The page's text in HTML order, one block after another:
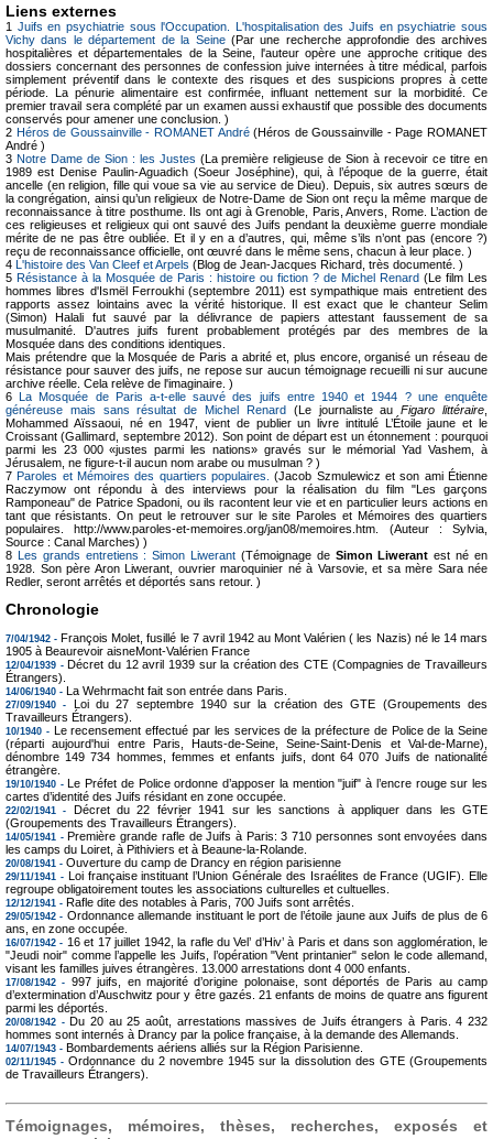
Liens externes
1 Juifs en psychiatrie sous l'Occupation. L'hospitalisation des Juifs en psychiatrie sous
Vichy dans le département de la Seine (Par une recherche approfondie des archives
hospitalières et départementales de la Seine, l'auteur opère une approche critique des
dossiers concernant des personnes de confession juive internées à titre médical, parfois
simplement préventif dans le contexte des risques et des suspicions propres à cette
période. La pénurie alimentaire est confirmée, influant nettement sur la morbidité. Ce
premier travail sera complété par un examen aussi exhaustif que possible des documents
conservés pour amener une conclusion. )
2 Héros de Goussainville - ROMANET André(Héros de Goussainville - Page ROMANET
André )
3 Notre Dame de Sion : les Justes (La première religieuse de Sion à recevoir ce titre en
1989 est Denise Paulin-Aguadich (Soeur Joséphine), qui, à l’époque de la guerre, était
ancelle (en religion, fille qui voue sa vie au service de Dieu). Depuis, six autres sœurs de
la congrégation, ainsi qu’un religieux de Notre-Dame de Sion ont reçu la même marque de
reconnaissance à titre posthume. Ils ont agi à Grenoble, Paris, Anvers, Rome. L’action de
ces religieuses et religieux qui ont sauvé des Juifs pendant la deuxième guerre mondiale
mérite de ne pas être oubliée. Et il y en a d’autres, qui, même s’ils n’ont pas (encore ?)
reçu de reconnaissance officielle, ont œuvré dans le même sens, chacun à leur place. )
4 L'histoire des Van Cleef et Arpels (Blog de Jean-Jacques Richard, très documenté. )
5 Résistance à la Mosquée de Paris : histoire ou fiction ? de Michel Renard (Le film Les
hommes libres d'Ismël Ferroukhi (septembre 2011) est sympathique mais entretient des
rapports assez lointains avec la vérité historique. Il est exact que le chanteur Selim
(Simon) Halali fut sauvé par la délivrance de papiers attestant faussement de sa
musulmanité. D'autres juifs furent probablement protégés par des membres de la
Mosquée dans des conditions identiques.
Mais prétendre que la Mosquée de Paris a abrité et, plus encore, organisé un réseau de
résistance pour sauver des juifs, ne repose sur aucun témoignage recueilli ni sur aucune
archive réelle. Cela relève de l'imaginaire. )
6La Mosquée de Paris a-t-elle sauvé des juifs entre 1940 et 1944 ? une enquête
généreuse mais sans résultat de Michel Renard(Le journaliste auFigaro littéraire
Mohammed Aïssaoui, né en 1947, vient de publier un livre intitulé L’Étoile jaune et le
Croissant (Gallimard, septembre 2012). Son point de départ est un étonnement : pourquoi
parmi les 23 000 «justes parmi les nations» gravés sur le mémorial Yad Vashem, à
Jérusalem, ne figure-t-il aucun nom arabe ou musulman ? )
7Paroles et Mémoires des quartiers populaires.
(Jacob Szmulewicz et son ami Étienne
Raczymow ont répondu à des interviews pour la réalisation du film "Les garçons
Ramponeau" de Patrice Spadoni, ou ils racontent leur vie et en particulier leurs actions en
tant que résistants. On peut le retrouver sur le site Paroles et Mémoires des quartiers
populaires. http://www.paroles-et-memoires.org/jan08/memoires.htm. (Auteur : Sylvia,
Source : Canal Marches) )
8 Les grands entretiens : Simon Liwerant (Témoignage de Simon Liwerant est né en
1928. Son père Aron Liwerant, ouvrier maroquinier né à Varsovie, et sa mère Sara née
Redler, seront arrêtés et déportés sans retour. )
Chronologie
7/04/1942 - François Molet, fusillé le 7 avril 1942 au Mont Valérien ( les Nazis) né le 14 mars
1905 à Beaurevoir aisneMont-Valérien France
12/04/1939 - Décret du 12 avril 1939 sur la création des CTE (Compagnies de Travailleurs
Étrangers).
14/06/1940 - La Wehrmacht fait son entrée dans Paris.
27/09/1940 -
Loi du 27 septembre 1940 sur la création des GTE (Groupements des
Travailleurs Étrangers).
10/1940 - Le recensement effectué par les services de la préfecture de Police de la Seine
(réparti aujourd'hui entre Paris, Hauts-de-Seine, Seine-Saint-Denis et Val-de-Marne),
dénombre 149 734 hommes, femmes et enfants juifs, dont 64 070 Juifs de nationalité
étrangère.
19/10/1940 - Le Préfet de Police ordonne d’apposer la mention "juif" à l’encre rouge sur les
cartes d’identité des Juifs résidant en zone occupée.
22/02/1941 -
Décret du 22 février 1941 sur les sanctions à appliquer dans les GTE
(Groupements des Travailleurs Étrangers).
14/05/1941 - Première grande rafle de Juifs à Paris: 3 710 personnes sont envoyées dans
les camps du Loiret, à Pithiviers et à Beaune-la-Rolande.
20/08/1941 - Ouverture du camp de Drancy en région parisienne
29/11/1941 - Loi française instituant l’Union Générale des Israélites de France (UGIF). Elle
regroupe obligatoirement toutes les associations culturelles et cultuelles.
12/12/1941 - Rafle dite des notables à Paris, 700 Juifs sont arrêtés.
29/05/1942 - Ordonnance allemande instituant le port de l’étoile jaune aux Juifs de plus de 6
ans, en zone occupée.
16/07/1942 - 16 et 17 juillet 1942, la rafle du Vel’ d’Hiv’ à Paris et dans son agglomération, le
"Jeudi noir" comme l’appelle les Juifs, l’opération "Vent printanier" selon le code allemand,
visant les familles juives étrangères. 13.000 arrestations dont 4 000 enfants.
17/08/1942 - 997 juifs, en majorité d’origine polonaise, sont déportés de Paris au camp
d’extermination d’Auschwitz pour y être gazés. 21 enfants de moins de quatre ans figurent
parmi les déportés.
20/08/1942 - Du 20 au 25 août, arrestations massives de Juifs étrangers à Paris. 4 232
hommes sont internés à Drancy par la police française, à la demande des Allemands.
14/07/1943 - Bombardements aériens alliés sur la Région Parisienne.
02/11/1945 - Ordonnance du 2 novembre 1945 sur la dissolution des GTE (Groupements
de Travailleurs Étrangers).
Témoignages, mémoires, thèses, recherches, exposés et